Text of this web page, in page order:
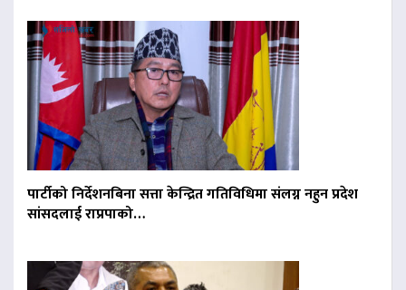
पार्टीको निर्देशनबिना सत्ता केन्द्रित गतिविधिमा संलग्न नहुन प्रदेश
सांसदलाई राप्रपाको…